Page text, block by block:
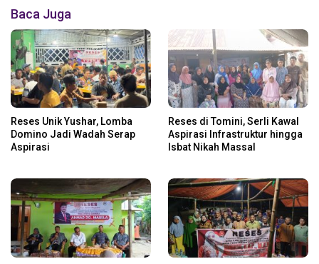
Baca Juga
Reses Unik Yushar, Lomba
Domino Jadi Wadah Serap
Aspirasi
Reses di Tomini, Serli Kawal
Aspirasi Infrastruktur hingga
Isbat Nikah Massal